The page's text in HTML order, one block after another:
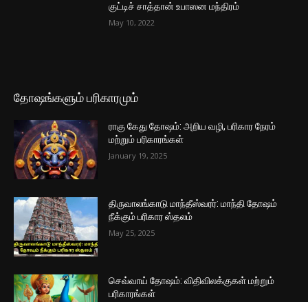
குட்டிச் சாத்தான் உபாஸன மந்திரம்
May 10, 2022
தோஷங்களும் பரிகாரமும்
ராகு கேது தோஷம்: அறிய வழி, பரிகார நேரம்
மற்றும் பரிகாரங்கள்
January 19, 2025
திருவாலங்காடு மாந்தீஸ்வரர்: மாந்தி தோஷம்
நீக்கும் பரிகார ஸ்தலம்
May 25, 2025
செவ்வாய் தோஷம்: விதிவிலக்குகள் மற்றும்
பரிகாரங்கள்